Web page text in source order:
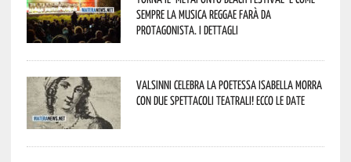
sempre la musica reggae farà da
protagonista. I dettagli
Valsinni celebra la poetessa Isabella Morra
con due spettacoli teatrali! Ecco le date